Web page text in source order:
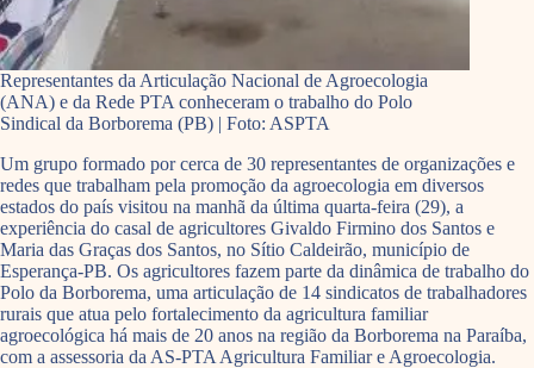
Representantes da Articulação Nacional de Agroecologia
(ANA) e da Rede PTA conheceram o trabalho do Polo
Sindical da Borborema (PB) | Foto: ASPTA
Um grupo formado por cerca de 30 representantes de organizações e
redes que trabalham pela promoção da agroecologia em diversos
estados do país visitou na manhã da última quarta-feira (29), a
experiência do casal de agricultores Givaldo Firmino dos Santos e
Maria das Graças dos Santos, no Sítio Caldeirão, município de
Esperança-PB. Os agricultores fazem parte da dinâmica de trabalho do
Polo da Borborema, uma articulação de 14 sindicatos de trabalhadores
rurais que atua pelo fortalecimento da agricultura familiar
agroecológica há mais de 20 anos na região da Borborema na Paraíba,
com a assessoria da AS-PTA Agricultura Familiar e Agroecologia.